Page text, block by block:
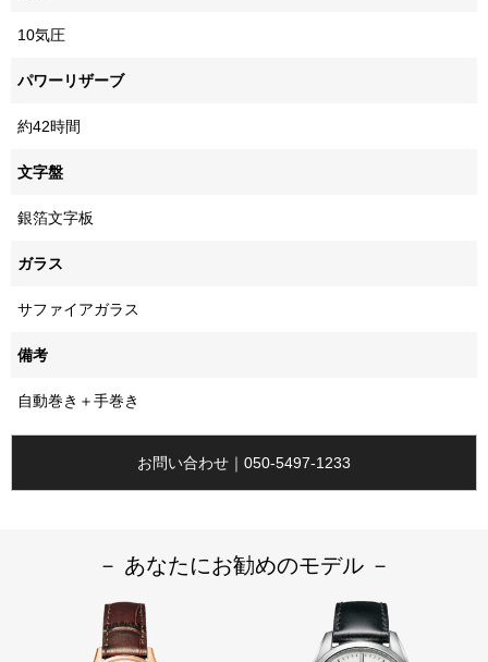
10気圧
パワーリザーブ
約42時間
文字盤
銀箔文字板
ガラス
サファイアガラス
備考
自動巻き＋手巻き
お問い合わせ｜050-5497-1233
－ あなたにお勧めのモデル －